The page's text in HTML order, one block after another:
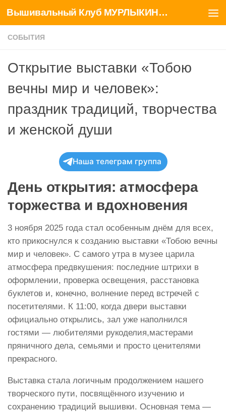
Перейти к содержимому Вышивальный Клуб МУРЛЫКИНЫ ЗАБАВЫ
СОБЫТИЯ
Открытие выставки «Тобою
вечны мир и человек»:
праздник традиций, творчества
и женской души
Наша телеграм группа
День открытия: атмосфера
торжества и вдохновения
3 ноября 2025 года стал особенным днём для всех,
кто прикоснулся к созданию выставки «Тобою вечны
мир и человек». С самого утра в музее царила
атмосфера предвкушения: последние штрихи в
оформлении, проверка освещения, расстановка
буклетов и, конечно, волнение перед встречей с
посетителями. К 11:00, когда двери выставки
официально открылись, зал уже наполнился
гостями — любителями рукоделия,мастерами
пряничного дела, семьями и просто ценителями
прекрасного.
Выставка стала логичным продолжением нашего
творческого пути, посвящённого изучению и
сохранению традиций вышивки. Основная тема —